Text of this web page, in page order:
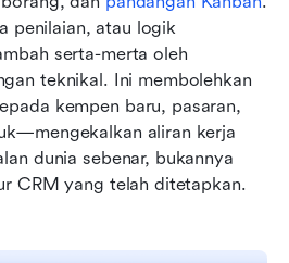
penilaian, atau logik
serta-merta oleh
teknikal. Ini membolehkan
kempen baru, pasaran,
aliran kerja
dunia sebenar, bukannya
CRM yang telah ditetapkan.